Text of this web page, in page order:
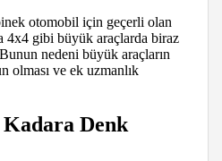
otomobil için geçerli olan
4x4 gibi büyük araçlarda biraz
nedeni büyük araçların
olması ve ek uzmanlık
Denk